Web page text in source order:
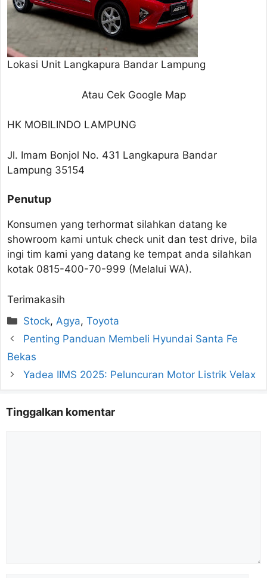
Lokasi Unit Langkapura Bandar Lampung
Atau Cek Google Map
HK MOBILINDO LAMPUNG
Jl. Imam Bonjol No. 431 Langkapura Bandar
Lampung 35154
Penutup
Konsumen yang terhormat silahkan datang ke
showroom kami untuk check unit dan test drive, bila
ingi tim kami yang datang ke tempat anda silahkan
kotak 0815-400-70-999 (Melalui WA).
Terimakasih
Kategori
Stock,Agya,Toyota
Penting Panduan Membeli Hyundai Santa Fe
Bekas
Yadea IIMS 2025: Peluncuran Motor Listrik Velax
Tinggalkan komentar